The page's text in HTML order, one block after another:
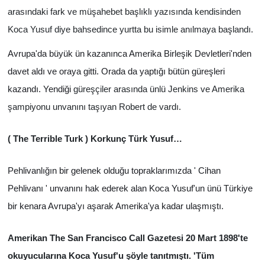
arasındaki fark ve müşahebet başlıklı yazısında kendisinden
Koca Yusuf diye bahsedince yurtta bu isimle anılmaya başlandı.
Avrupa'da büyük ün kazanınca Amerika Birleşik Devletleri'nden
davet aldı ve oraya gitti. Orada da yaptığı bütün güreşleri
kazandı. Yendiği güreşçiler arasında ünlü Jenkins ve Amerika
şampiyonu unvanını taşıyan Robert de vardı.
( The Terrible Turk ) Korkunç Türk Yusuf…
Pehlivanlığın bir gelenek olduğu topraklarımızda ' Cihan
Pehlivanı ' unvanını hak ederek alan Koca Yusuf'un ünü Türkiye
bir kenara Avrupa'yı aşarak Amerika'ya kadar ulaşmıştı.
Amerikan The San Francisco Call Gazetesi 20 Mart 1898'te
okuyucularına Koca Yusuf'u şöyle tanıtmıştı. 'Tüm